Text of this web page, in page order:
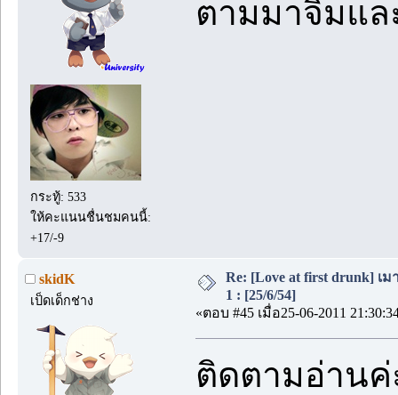
กระทู้: 533
ให้คะแนนชื่นชมคนนี้:
+17/-9
ตามมาจิ้มแ
skidK
เป็ดเด็กช่าง
Re: [Love at first drunk] เ
1 : [25/6/54]
«ตอบ #45 เมื่อ25-06-2011
ติดตามอ่าน